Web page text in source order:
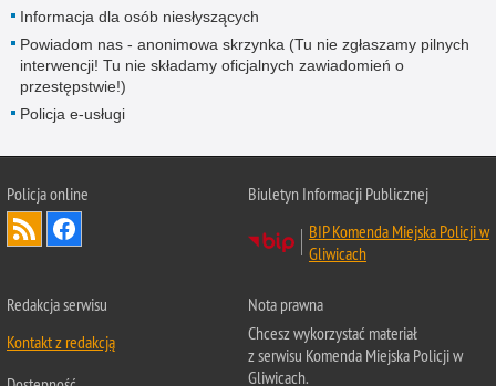
Informacja dla osób niesłyszących
Powiadom nas - anonimowa skrzynka (Tu nie zgłaszamy pilnych
interwencji! Tu nie składamy oficjalnych zawiadomień o
przestępstwie!)
Policja e-usługi
Policja online
Biuletyn Informacji Publicznej
BIP Komenda Miejska Policji w
Gliwicach
Redakcja serwisu
Kontakt z redakcją
Nota prawna
Chcesz wykorzystać materiał
z serwisu Komenda Miejska Policji w
Gliwicach.